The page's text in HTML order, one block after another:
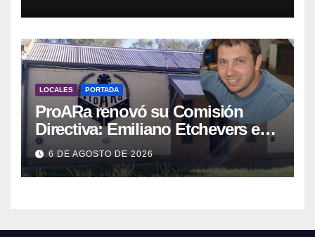
LOCALES PORTADA
ProARa renovó su Comisión
Directiva: Emiliano Etchevers es
el nuevo Presidente de la entidad
6 DE AGOSTO DE 2026